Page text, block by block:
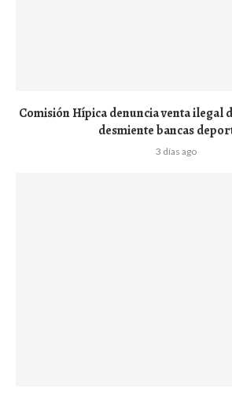
Comisión Hípica denuncia venta ilegal
desmiente bancas
3 días ago